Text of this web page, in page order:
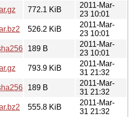
772.1 KiB
2011-Mar-
23 10:01
526.2 KiB
2011-Mar-
23 10:01
189 B
2011-Mar-
23 10:01
793.9 KiB
2011-Mar-
31 21:32
189 B
2011-Mar-
31 21:32
555.8 KiB
2011-Mar-
31 21:32